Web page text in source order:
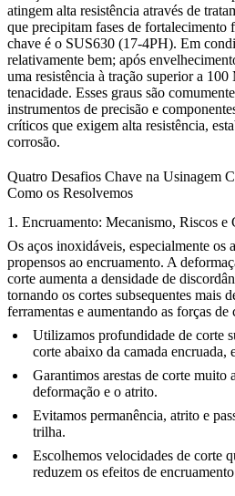
atingem alta resistência através de
que precipitam fases de fortalecimento
chave é o SUS630 (17-4PH). Em
relativamente bem; após
uma resistência à tração superior a
tenacidade. Esses graus são
instrumentos de precisão e
críticos que exigem alta resistência,
corrosão.
Quatro Desafios Chave na Usinagem
Como os Resolvemos
1. Encruamento: Mecanismo, Riscos e
Os aços inoxidáveis, especialmente os
propensos ao encruamento. A
corte aumenta a densidade de
tornando os cortes subsequentes mais
ferramentas e aumentando as forças
Utilizamos profundidade de corte
corte abaixo da camada encruada,
Garantimos arestas de corte muito
deformação e o atrito.
Evitamos permanência, atrito e
trilha.
Escolhemos velocidades de corte
reduzem os efeitos de